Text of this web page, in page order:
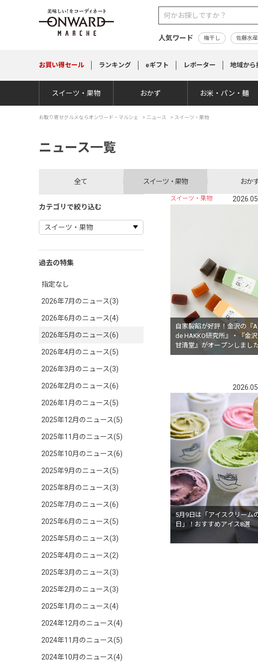
人気ワード 梅干し 佐藤水産
お買い得セール ランキング eギフト レポーター 地域から
スイーツ・果物 おかず お米・パン・麺
お取り寄せグルメならオンワード・マルシェ > ニュース > スイーツ・果物
ニュース一覧
全て スイーツ・果物 おか
カテゴリで絞り込む
過去の特集
指定なし
2026年7月のニュース(3)
2026年6月のニュース(4)
2026年5月のニュース(6)
2026年4月のニュース(5)
2026年3月のニュース(3)
2026年2月のニュース(6)
2026年1月のニュース(5)
2025年12月のニュース(5)
2025年11月のニュース(5)
2025年10月のニュース(6)
2025年9月のニュース(5)
2025年8月のニュース(3)
2025年7月のニュース(6)
2025年6月のニュース(5)
2025年5月のニュース(3)
2025年4月のニュース(2)
2025年3月のニュース(3)
2025年2月のニュース(3)
2025年1月のニュース(4)
2024年12月のニュース(4)
2024年11月のニュース(5)
2024年10月のニュース(4)
スイーツ・果物
自家製餡が好評！金沢の『
de HAKKO研究所』・『金
甘清堂』がオープンしました
5月9日は「アイスクリーム
日」！おすすめアイス8選